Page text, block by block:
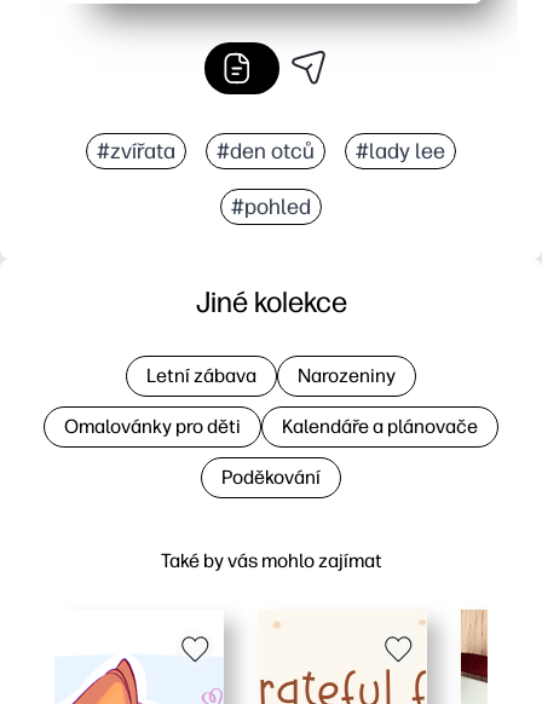
#zvířata #den otců #lady lee
#pohled
Také by vás mohlo zajímat
Jiné kolekce
Letní zábava Narozeniny
Omalovánky pro děti Kalendáře a plánovače
Poděkování